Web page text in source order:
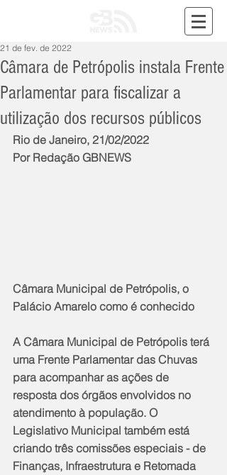
Câmara de Petrópolis instala Frente
Parlamentar para fiscalizar a
utilização dos recursos públicos
21 de fev. de 2022
Rio de Janeiro, 21/02/2022
Por Redação GBNEWS
Câmara Municipal de Petrópolis, o
Palácio Amarelo como é conhecido
A Câmara Municipal de Petrópolis terá
uma Frente Parlamentar das Chuvas
para acompanhar as ações de
resposta dos órgãos envolvidos no
atendimento à população. O
Legislativo Municipal também está
criando três comissões especiais - de
Finanças, Infraestrutura e Retomada